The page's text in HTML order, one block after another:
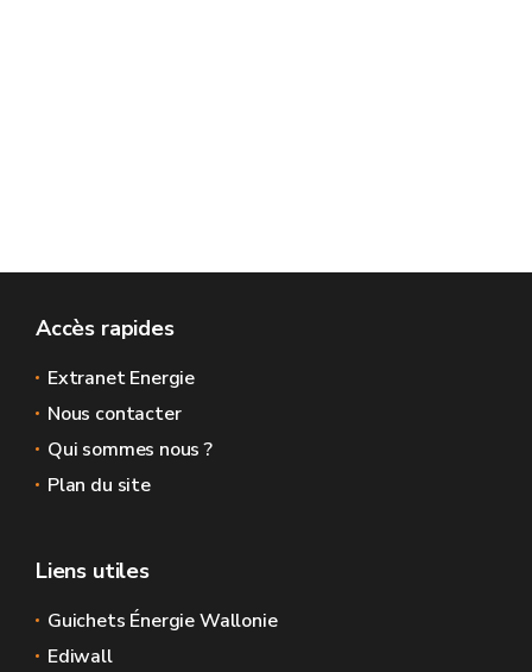
Accès rapides
Extranet Energie
Nous contacter
Qui sommes nous ?
Plan du site
Liens utiles
Guichets Énergie Wallonie
Ediwall